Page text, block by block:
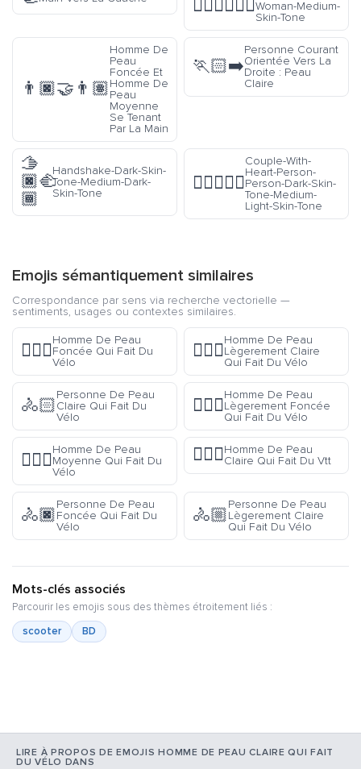
👩🏽‍❤️‍💋‍👩🏽Woman-Medium-
Skin-Tone
👨🏿‍🤝‍👨🏽
Homme De
Peau
Foncée Et
Homme De
Peau
Moyenne
Se Tenant
Par La Main
🏃🏻‍➡️
Personne Courant
Orientée Vers La
Droite : Peau
Claire
🫱
🏿‍🫲
🏾
Handshake-Dark-Skin-
Tone-Medium-Dark-
Skin-Tone
🧑🏿‍❤️‍🧑🏼
Couple-With-
Heart-Person-
Person-Dark-Skin-
Tone-Medium-
Light-Skin-Tone
Emojis sémantiquement similaires
Correspondance par sens via recherche vectorielle —
sentiments, usages ou contextes similaires.
🚴🏿‍♂️
Homme De Peau
Foncée Qui Fait Du
Vélo
🚴🏼‍♂️
Homme De Peau
Lègerement Claire
Qui Fait Du Vélo
🚴🏻
Personne De Peau
Claire Qui Fait Du
Vélo
🚴🏾‍♂️
Homme De Peau
Lègerement Foncée
Qui Fait Du Vélo
🚴🏽‍♂️
Homme De Peau
Moyenne Qui Fait Du
Vélo
🚵🏻‍♂️Homme De Peau
Claire Qui Fait Du Vtt
🚴🏿
Personne De Peau
Foncée Qui Fait Du
Vélo
🚴🏼
Personne De Peau
Lègerement Claire
Qui Fait Du Vélo
Mots-clés associés
Parcourir les emojis sous des thèmes étroitement liés :
scooter
BD
LIRE À PROPOS DE EMOJIS HOMME DE PEAU CLAIRE QUI FAIT
DU VÉLO DANS